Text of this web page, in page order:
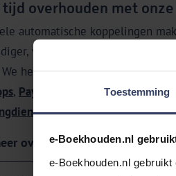
Toestemming
e-Boekhouden.nl
e-Boekhouden.nl
overhouden met
automatische koppelingen
verminderen handmatig
hebben koppelingen met de
, Payment Service Providers (PSP)
,salarissoftwareen
over koppelingen